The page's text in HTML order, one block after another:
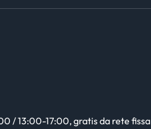
/ 13:00-17:00, gratis da rete fissa